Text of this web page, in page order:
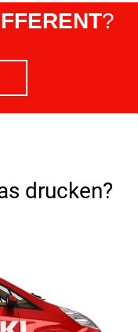
?
drucken?